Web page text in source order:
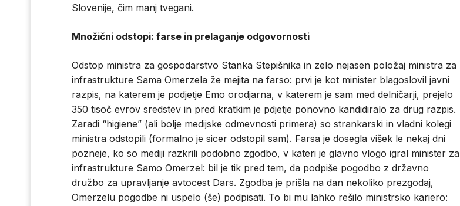
Slovenije, čim manj tvegani.
Množični odstopi: farse in prelaganje odgovornosti
Odstop ministra za gospodarstvo Stanka Stepišnika in zelo nejasen položaj ministra za
infrastrukture Sama Omerzela že mejita na farso: prvi je kot minister blagoslovil javni
razpis, na katerem je podjetje Emo orodjarna, v katerem je sam med delničarji, prejelo
350 tisoč evrov sredstev in pred kratkim je pdjetje ponovno kandidiralo za drug razpis.
Zaradi “higiene” (ali bolje medijske odmevnosti primera) so strankarski in vladni kolegi
ministra odstopili (formalno je sicer odstopil sam). Farsa je dosegla višek le nekaj dni
pozneje, ko so mediji razkrili podobno zgodbo, v kateri je glavno vlogo igral minister za
infrastrukture Samo Omerzel: bil je tik pred tem, da podpiše pogodbo z državno
družbo za upravljanje avtocest Dars. Zgodba je prišla na dan nekoliko prezgodaj,
Omerzelu pogodbe ni uspelo (še) podpisati. To bi mu lahko rešilo ministrsko kariero: